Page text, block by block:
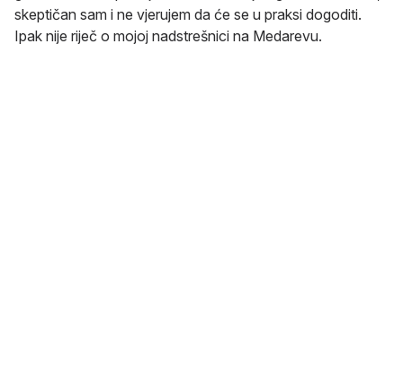
skeptičan sam i ne vjerujem da će se u praksi dogoditi.
Ipak nije riječ o mojoj nadstrešnici na Medarevu.